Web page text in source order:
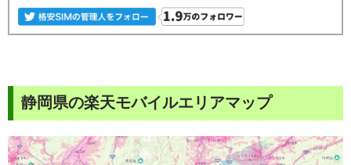
静岡県の楽天モバイルエリアマップ